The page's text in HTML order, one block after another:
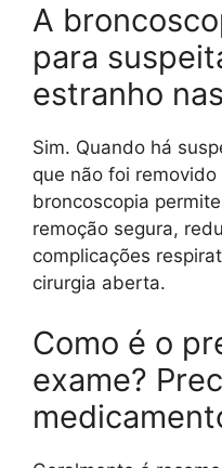
A
para
estranho
Sim. Quando há
que não foi
broncoscopia
remoção segura,
complicações
cirurgia aberta.
Como é o
exame?